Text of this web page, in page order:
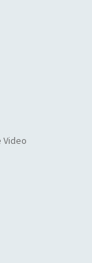
Video